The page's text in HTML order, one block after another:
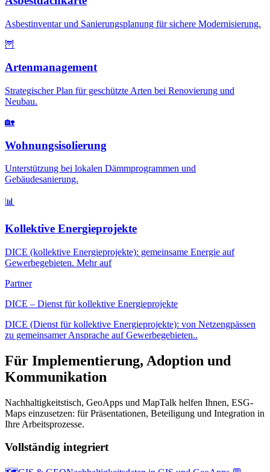
Asbestinventar und Sanierungsplanung für sichere Modernisierung.
🦉
Artenmanagement
Strategischer Plan für geschützte Arten bei Renovierung und
Neubau.
🏡
Wohnungsisolierung
Unterstützung bei lokalen Dämmprogrammen und
Gebäudesanierung.
📊
Kollektive Energieprojekte
DICE (kollektive Energieprojekte): gemeinsame Energie auf
Gewerbegebieten. Mehr auf
Partner
DICE – Dienst für kollektive Energieprojekte
DICE (Dienst für kollektive Energieprojekte): von Netzengpässen
zu gemeinsamer Ansprache auf Gewerbegebieten..
Für Implementierung, Adoption und
Kommunikation
Nachhaltigkeitstisch, GeoApps und MapTalk helfen Ihnen, ESG-
Maps einzusetzen: für Präsentationen, Beteiligung und Integration in
Ihre Arbeitsprozesse.
Vollständig integriert